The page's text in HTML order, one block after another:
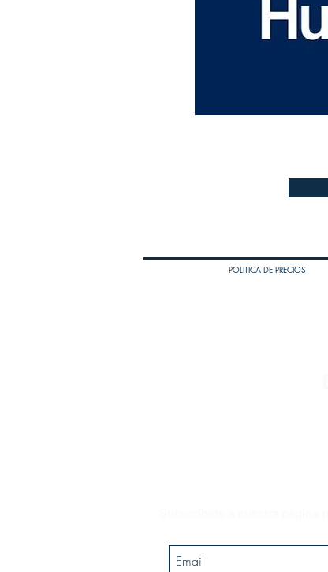
POLITICA DE PRECIOS